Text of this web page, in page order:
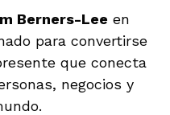
Berners-Lee en
para convertirse
que conecta
negocios y